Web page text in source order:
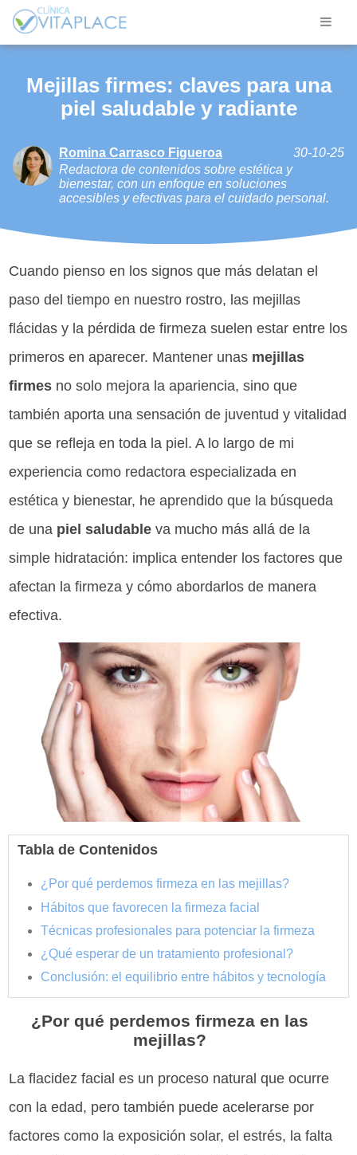
Mejillas firmes: claves para una
piel saludable y radiante
Romina Carrasco Figueroa
30-10-25
Redactora de contenidos sobre estética y
bienestar, con un enfoque en soluciones
accesibles y efectivas para el cuidado personal.
Cuando pienso en los signos que más delatan el
paso del tiempo en nuestro rostro, las mejillas
flácidas y la pérdida de firmeza suelen estar entre los
primeros en aparecer. Mantener unas mejillas
firmes no solo mejora la apariencia, sino que
también aporta una sensación de juventud y vitalidad
que se refleja en toda la piel. A lo largo de mi
experiencia como redactora especializada en
estética y bienestar, he aprendido que la búsqueda
de una piel saludable va mucho más allá de la
simple hidratación: implica entender los factores que
afectan la firmeza y cómo abordarlos de manera
efectiva.
Tabla de Contenidos
¿Por qué perdemos firmeza en las mejillas?
Hábitos que favorecen la firmeza facial
Técnicas profesionales para potenciar la firmeza
¿Qué esperar de un tratamiento profesional?
Conclusión: el equilibrio entre hábitos y tecnología
¿Por qué perdemos firmeza en las
mejillas?
La flacidez facial es un proceso natural que ocurre
con la edad, pero también puede acelerarse por
factores como la exposición solar, el estrés, la falta